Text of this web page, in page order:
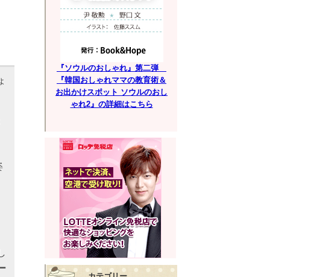
『ソウルのおしゃれ』第二弾
『韓国おしゃれママの教育術＆
お出かけスポット ソウルのおし
ゃれ2』の詳細はこちら